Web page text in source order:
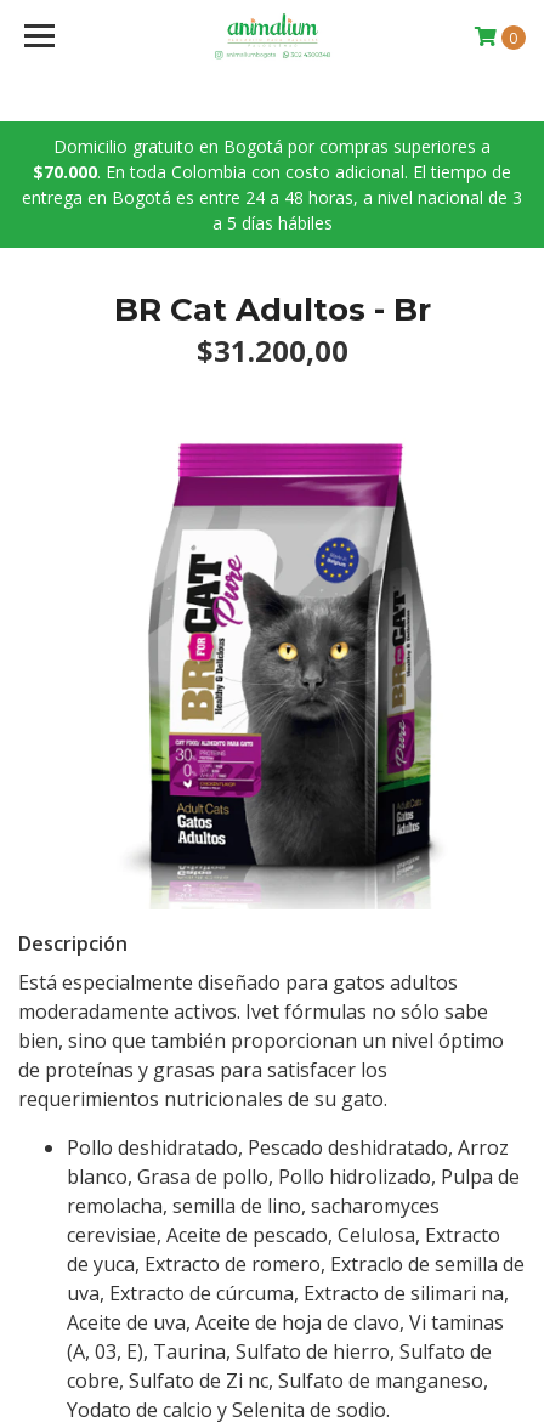
Domicilio gratuito en Bogotá por compras superiores a
$70.000. En toda Colombia con costo adicional. El tiempo de
entrega en Bogotá es entre 24 a 48 horas, a nivel nacional de 3
a 5 días hábiles
0
BR Cat Adultos - Br
$31.200,00
Descripción
Está especialmente diseñado para gatos adultos
moderadamente activos. Ivet fórmulas no sólo sabe
bien, sino que también proporcionan un nivel óptimo
de proteínas y grasas para satisfacer los
requerimientos nutricionales de su gato.
Pollo deshidratado, Pescado deshidratado, Arroz
blanco, Grasa de pollo, Pollo hidrolizado, Pulpa de
remolacha, semilla de lino, sacharomyces
cerevisiae, Aceite de pescado, Celulosa, Extracto
de yuca, Extracto de romero, Extraclo de semilla de
uva, Extracto de cúrcuma, Extracto de silimari na,
Aceite de uva, Aceite de hoja de clavo, Vi taminas
(A, 03, E), Taurina, Sulfato de hierro, Sulfato de
cobre, Sulfato de Zi nc, Sulfato de manganeso,
Yodato de calcio y Selenita de sodio.